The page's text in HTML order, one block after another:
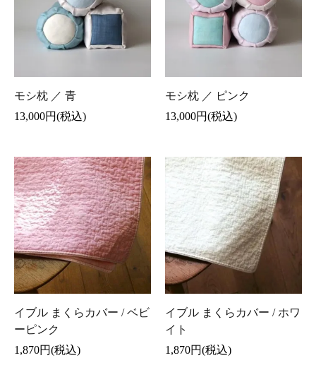
モシ枕 ／ 青
13,000円(税込)
モシ枕 ／ ピンク
13,000円(税込)
イブル まくらカバー / ベビ
ーピンク
1,870円(税込)
イブル まくらカバー / ホワ
イト
1,870円(税込)